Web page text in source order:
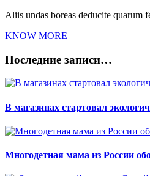
Aliis undas boreas deducite quarum
KNOW MORE
Последние записи…
В магазинах стартовал
Многодетная мама из России